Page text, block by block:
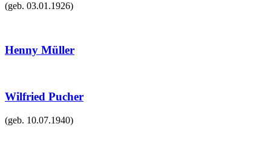
(geb. 03.01.1926)
Henny Müller
Wilfried Pucher
(geb. 10.07.1940)